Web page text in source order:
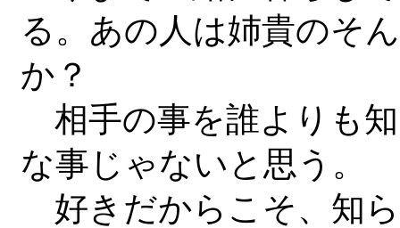
る。あの人は姉貴のそ
か？
相手の事を誰よりも
な事じゃないと思う。
好きだからこそ、知